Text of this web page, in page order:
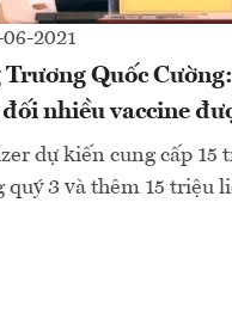
2021
Quốc
đối nhiều vaccine
dự kiến cung cấp 15
quý 3 và thêm 15 triệu